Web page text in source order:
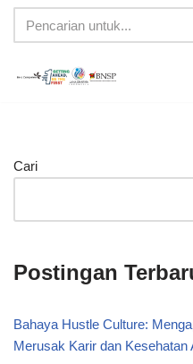
Lompat
Cari
Postingan
Bahaya Hustle Culture:
Merusak Karir dan Kesehatan